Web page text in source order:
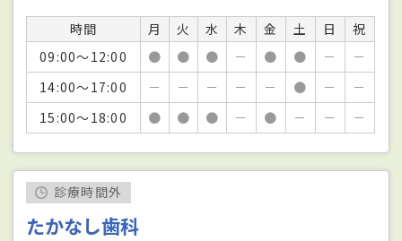
時間 月 火 水 木 金 土 日
祝
09:00～12:00
● ● ● － ● ● －
－
14:00～17:00
－ － － － － ● －
－
15:00～18:00
● ● ● － ● － － －
診療時間外
たかなし歯科